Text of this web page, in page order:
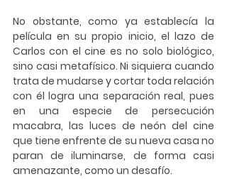
No obstante, como ya establecía la
película en su propio inicio, el lazo de
Carlos con el cine es no solo biológico,
sino casi metafísico. Ni siquiera cuando
trata de mudarse y cortar toda relación
con él logra una separación real, pues
en una especie de persecución
macabra, las luces de neón del cine
que tiene enfrente de su nueva casa no
paran de iluminarse, de forma casi
amenazante, como un desafío.